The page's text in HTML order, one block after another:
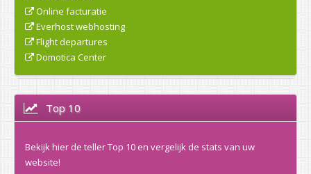
Online facturatie
Everhost webhosting
Flight departures
Domotica Center
Top 10
Bekijk hier de teller Top 10 en vergelijk de stats van uw
website!